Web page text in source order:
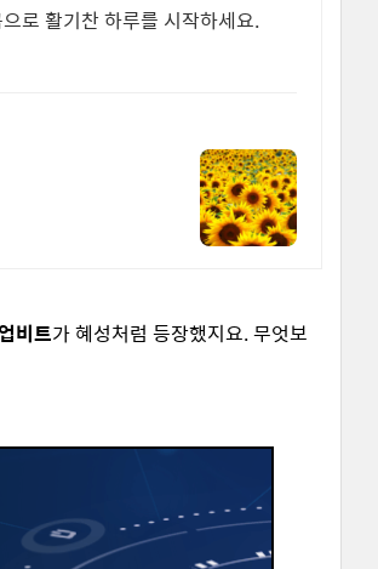
로 활기찬 하루를 시작하세요.
비트가 혜성처럼 등장했지요. 무엇보